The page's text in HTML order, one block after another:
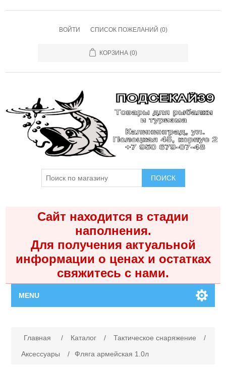
ВОЙТИ СПИСОК ПОЖЕЛАНИЙ (0)
КОРЗИНА (0)
ПОИСК
Сайт находится в стадии
наполнения.
Для получения актуальной
информации о ценах и остатках
свяжитесь с нами.
MENU
Каталог
Главная / Каталог / Тактическое снаряжение
/
Аксессуары
/ Фляга армейская 1.0л